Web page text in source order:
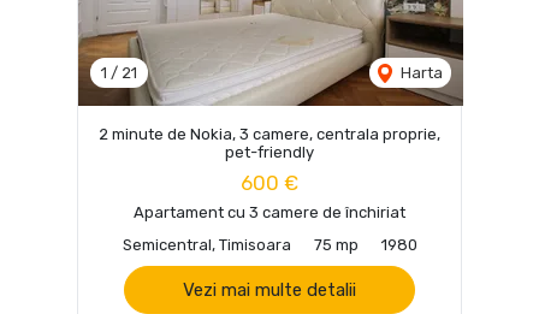
1 / 21 Harta
2 minute de Nokia, 3 camere, centrala proprie,
pet-friendly
600 €
Apartament cu 3 camere de închiriat
Semicentral, Timisoara
75 mp 1980
Vezi mai multe detalii